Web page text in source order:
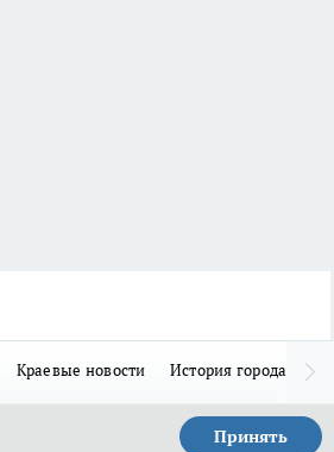
Краевые новости История города Н
Принять